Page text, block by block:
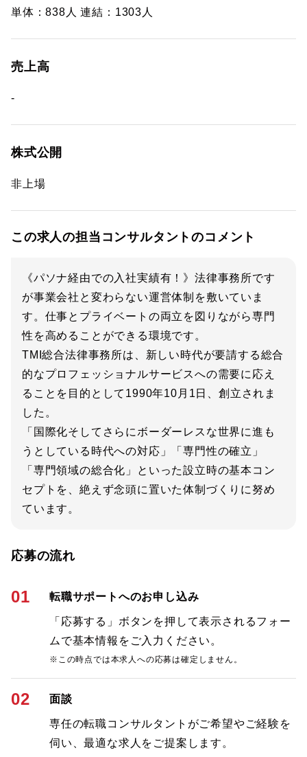
単体：838人 連結：1303人
売上高
-
株式公開
非上場
この求人の担当コンサルタントのコメント
《パソナ経由での入社実績有！》法律事務所です
が事業会社と変わらない運営体制を敷いていま
す。仕事とプライベートの両立を図りながら専門
性を高めることができる環境です。
TMI総合法律事務所は、新しい時代が要請する総合
的なプロフェッショナルサービスへの需要に応え
ることを目的として1990年10月1日、創立されま
した。
「国際化そしてさらにボーダーレスな世界に進も
うとしている時代への対応」「専門性の確立」
「専門領域の総合化」といった設立時の基本コン
セプトを、絶えず念頭に置いた体制づくりに努め
ています。
応募の流れ
01 転職サポートへのお申し込み
「応募する」ボタンを押して表示されるフォー
ムで基本情報をご入力ください。
※この時点では本求人への応募は確定しません。
02 面談
専任の転職コンサルタントがご希望やご経験を
伺い、最適な求人をご提案します。